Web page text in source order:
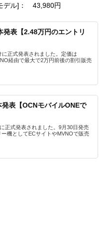
デル]： 43 ,980円
発表【2.48万円のエントリ
に正式発表されました。定価は
経由で最大で2万円前後の割引販売
表【OCNモバイルONEで
正式発表されました。9月30日発売
ー機としてECサイトやMVNOで販売